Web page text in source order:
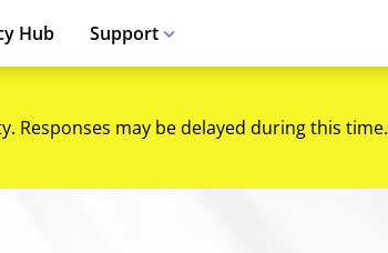
Hub Support
Responses may be delayed during this time.